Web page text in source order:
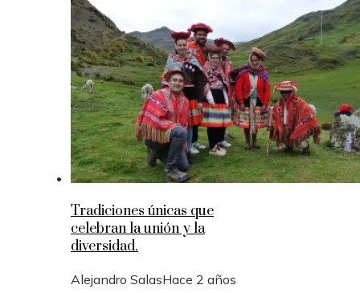
Tradiciones únicas que
celebran la unión y la
diversidad.
Alejandro SalasHace 2 años